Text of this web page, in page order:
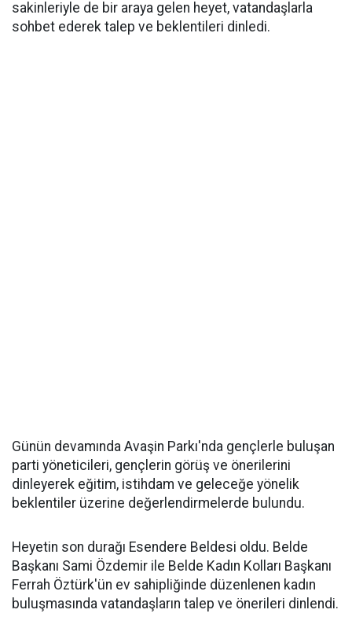
sakinleriyle de bir araya gelen heyet, vatandaşlarla
sohbet ederek talep ve beklentileri dinledi.
Günün devamında Avaşin Parkı'nda gençlerle buluşan
parti yöneticileri, gençlerin görüş ve önerilerini
dinleyerek eğitim, istihdam ve geleceğe yönelik
beklentiler üzerine değerlendirmelerde bulundu.
Heyetin son durağı Esendere Beldesi oldu. Belde
Başkanı Sami Özdemir ile Belde Kadın Kolları Başkanı
Ferrah Öztürk'ün ev sahipliğinde düzenlenen kadın
buluşmasında vatandaşların talep ve önerileri dinlendi.